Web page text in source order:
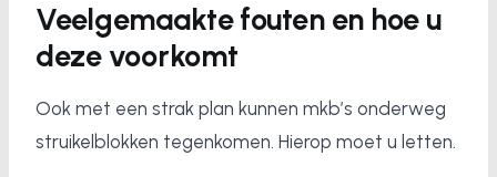
Veelgemaakte fouten en hoe u
deze voorkomt
Ook met een strak plan kunnen mkb’s onderweg
struikelblokken tegenkomen. Hierop moet u letten.